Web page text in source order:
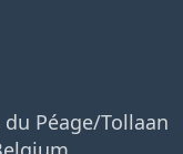
Péage/Tollaan